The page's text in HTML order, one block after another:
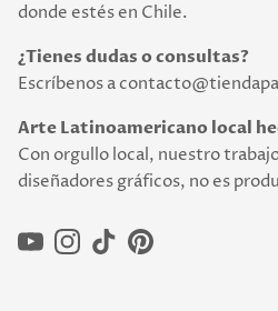
donde estés en Chile.
¿Tienes dudas o consultas?
Escríbenos a
Arte Latinoamericano local
Con orgullo local, nuestro
diseñadores gráficos, no es
YouTubeInstagram
TikTokPinterest